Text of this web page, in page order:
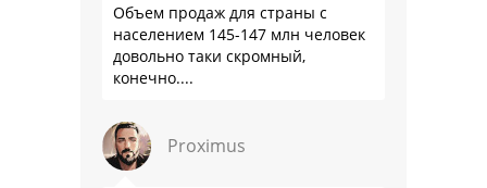
Объем продаж для страны с
населением 145-147 млн человек
довольно таки скромный,
конечно....
Proximus